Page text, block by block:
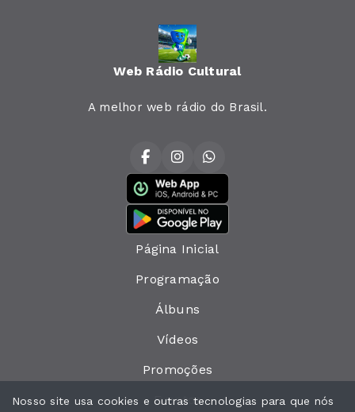
Web Rádio Cultural
A melhor web rádio do Brasil.
Página Inicial
Programação
Álbuns
Vídeos
Promoções
Eventos
Nosso site usa cookies e outras tecnologias para que nós